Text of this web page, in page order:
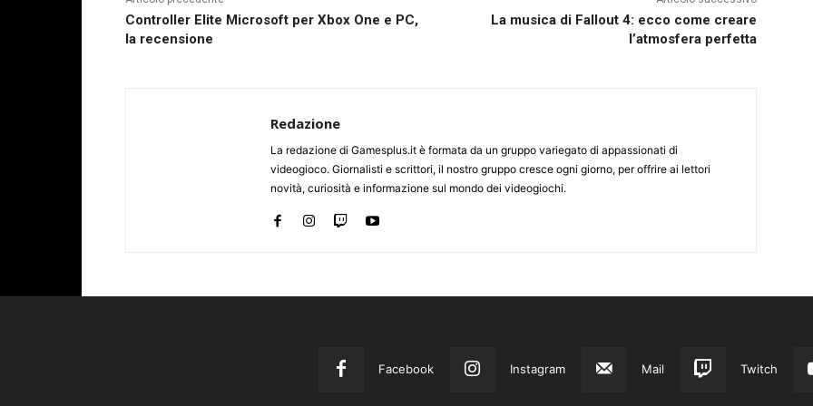
Controller Elite Microsoft per Xbox One e PC,
la recensione
La musica di Fallout 4: ecco come creare
l’atmosfera perfetta
Redazione
La redazione di Gamesplus.it è formata da un gruppo variegato di appassionati di
videogioco. Giornalisti e scrittori, il nostro gruppo cresce ogni giorno, per offrire ai lettori
novità, curiosità e informazione sul mondo dei videogiochi.
Facebook Instagram Mail Twitch